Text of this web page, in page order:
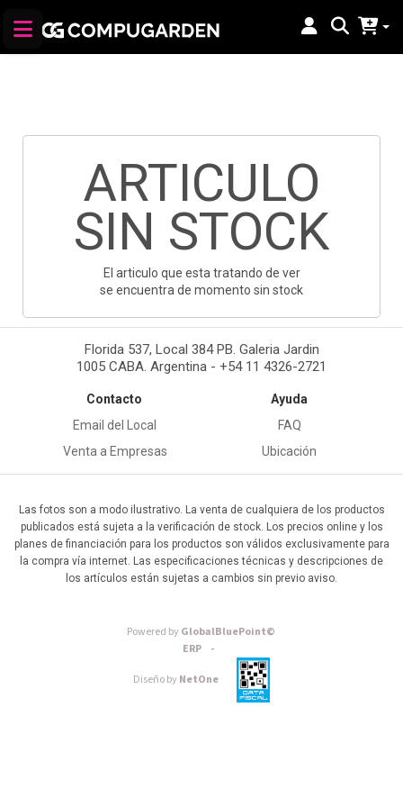
ARTICULO
SIN STOCK
El articulo que esta tratando de ver
se encuentra de momento sin stock
Florida 537, Local 384 PB. Galeria Jardin
1005 CABA. Argentina - +54 11 4326-2721
Contacto
Email del Local
Venta a Empresas
Ayuda
FAQ
Ubicación
Las fotos son a modo ilustrativo. La venta de cualquiera de los productos
publicados está sujeta a la verificación de stock. Los precios online y los
planes de financiación para los productos son válidos exclusivamente para
la compra vía internet. Las especificaciones técnicas y descripciones de
los artículos están sujetas a cambios sin previo aviso.
Powered byGlobalBluePoint©
ERP -
Diseño byNetOne